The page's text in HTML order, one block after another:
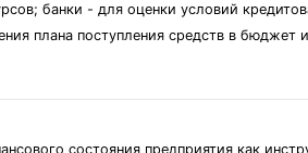
банки - для оценки условий
плана поступления средств в бюджет
состояния предприятия как